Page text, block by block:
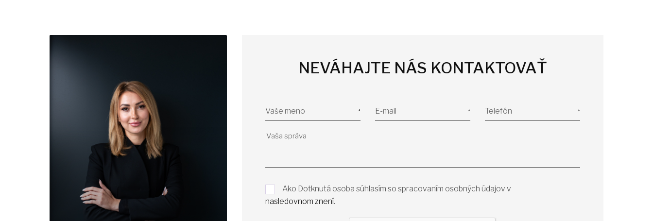
NEVÁHAJTE NÁS KONTAKTOVAŤ
Vaše meno E-mail Telefón
Ako Dotknutá osoba súhlasím so spracovaním osobných údajov v
nasledovnom znení.